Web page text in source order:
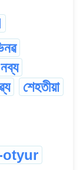
নব্য
শেহতীয়া
otyur